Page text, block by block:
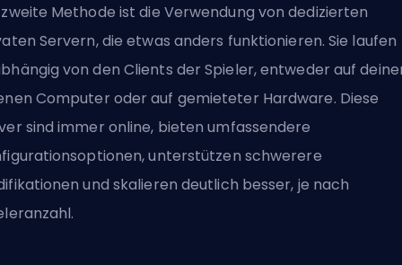
Methode ist die Verwendung von dedizierten
Servern, die etwas anders funktionieren. Sie laufen
von den Clients der Spieler, entweder auf
Computer oder auf gemieteter Hardware. Diese
sind immer online, bieten umfassendere
unterstützen schwerere
und skalieren deutlich besser, je nach